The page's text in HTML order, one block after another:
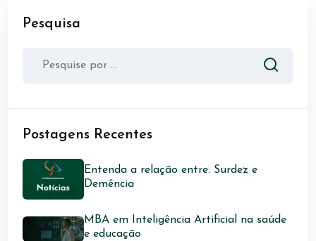
Pesquisa
Postagens Recentes
Entenda a relação entre: Surdez e
Demência
MBA em Inteligência Artificial na saúde
e educação